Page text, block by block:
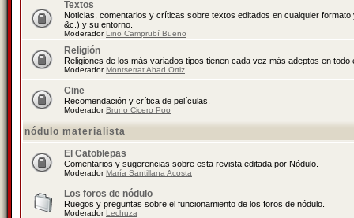
Textos
Noticias, comentarios y críticas sobre textos editados en cualquier
&c.) y su entorno.
ModeradorLino Camprubí Bueno
Religión
Religiones de los más variados tipos tienen cada vez más adeptos en todo
ModeradorMontserrat Abad Ortiz
Cine
Recomendación y crítica de películas.
ModeradorBruno Cicero Poo
nódulo materialista
El Catoblepas
Comentarios y sugerencias sobre esta revista editada por Nódulo.
ModeradorMaría Santillana Acosta
Los foros de nódulo
Ruegos y preguntas sobre el funcionamiento de los foros de nódulo.
ModeradorLechuza